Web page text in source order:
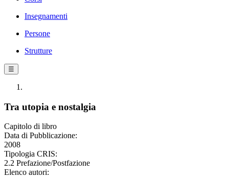
Insegnamenti
Persone
Strutture
☰
Tra utopia e nostalgia
Capitolo di libro
Data di Pubblicazione:
2008
Tipologia CRIS:
2.2 Prefazione/Postfazione
Elenco autori: